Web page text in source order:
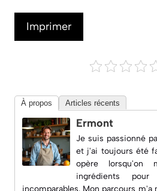
Imprimer
À propos Articles récents
Ermont
Je suis passionné
et j'ai toujours été
opère lorsqu'on
ingrédients
incomparables. Mon parcours